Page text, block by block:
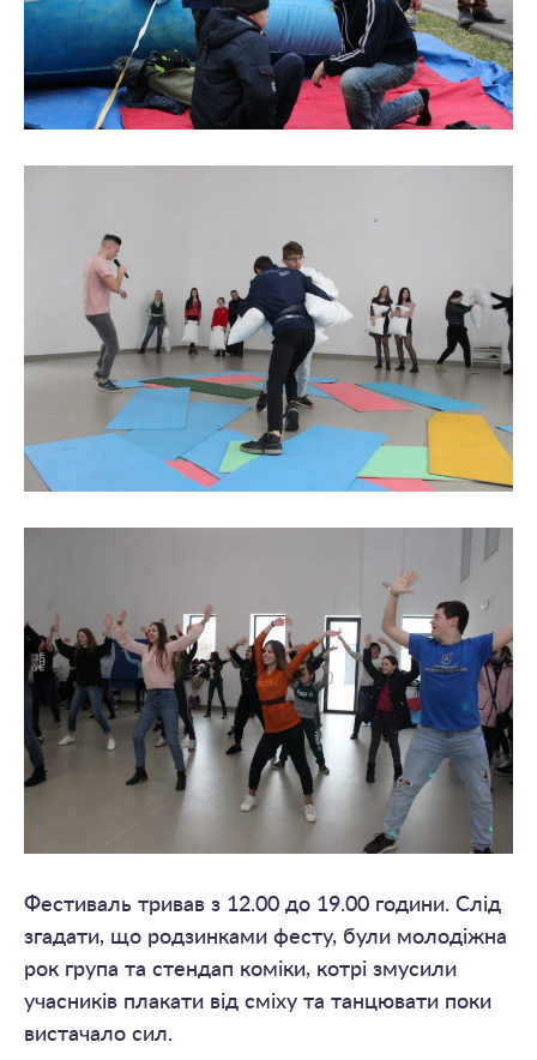
Фестиваль тривав з 12.00 до 19.00 години. Слід
згадати, що родзинками фесту, були молодіжна
рок група та стендап коміки, котрі змусили
учасників плакати від сміху та танцювати поки
вистачало сил.